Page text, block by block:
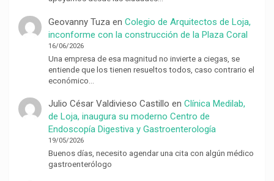
Geovanny Tuzaen Colegio de Arquitectos de Loja,
inconforme con la construcción de la Plaza Coral
16/06/2026
Una empresa de esa magnitud no invierte a ciegas, se
entiende que los tienen resueltos todos, caso contrario el
económico…
Julio César Valdivieso Castillo en Clínica Medilab,
de Loja, inaugura su moderno Centro de
Endoscopía Digestiva y Gastroenterología
19/05/2026
Buenos días, necesito agendar una cita con algún médico
gastroenterólogo